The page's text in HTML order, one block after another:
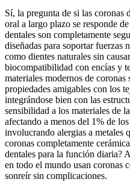
Sí, la pregunta de si las coronas
oral a largo plazo se responde
dentales son completamente
diseñadas para soportar fuerzas
como dientes naturales sin
biocompatibilidad con encías y
materiales modernos de
propiedades amigables con los
integrándose bien con las
sensibilidad a los materiales de
afectando a menos del 1% de
involucrando alergias a metales
coronas completamente
dentales para la función diaria?
en todo el mundo usan coronas
sonreír sin complicaciones.